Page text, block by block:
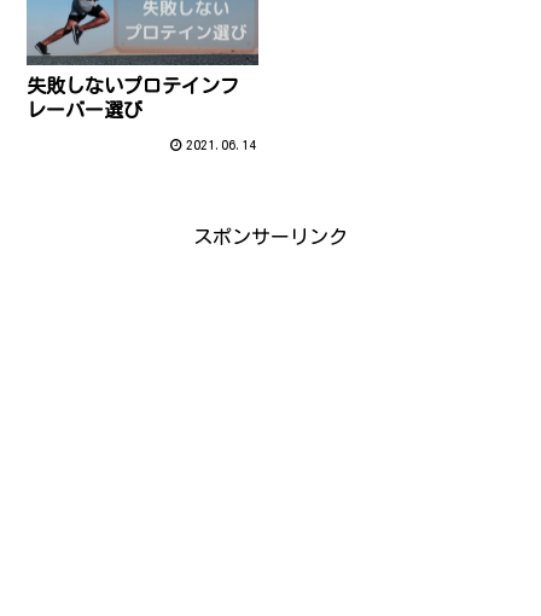
失敗しないプロテインフ
レーバー選び
2021.06.14
スポンサーリンク